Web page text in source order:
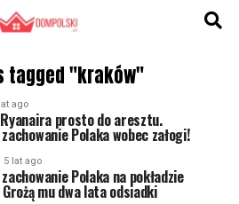
tagged "kraków"
ago
Ryanaira prosto do aresztu.
Polaka wobec załogi!
5 lat ago
zachowanie Polaka na pokładzie
Grożą mu dwa lata odsiadki